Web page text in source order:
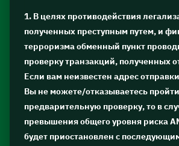
1. В целях противодействия
полученных преступным путем, и
терроризма обменный пункт
проверку транзакций, полученных
Если вам неизвестен адрес
Вы не можете/отказываетесь пройти
предварительную проверку, то в
превышения общего уровня риска
будет приостановлен с